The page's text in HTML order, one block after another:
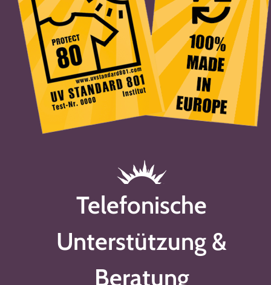
Telefonische
Unterstützung &
Beratung